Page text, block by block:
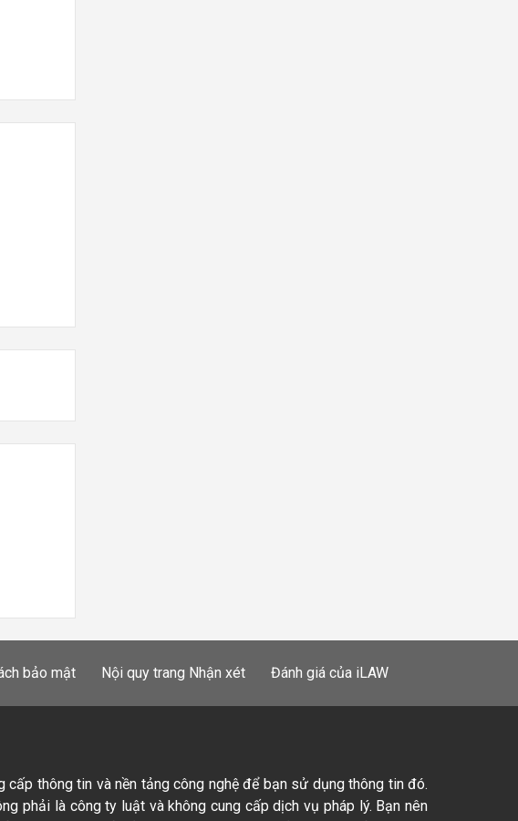
bảo mật Nội quy trang Nhận xét Đánh giá của iLAW
cấp thông tin và nền tảng công nghệ để bạn sử dụng thông tin đó.
phải là công ty luật và không cung cấp dịch vụ pháp lý. Bạn nên